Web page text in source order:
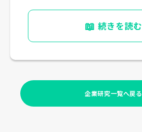
📖 続きを読む
企業研究一覧へ戻る